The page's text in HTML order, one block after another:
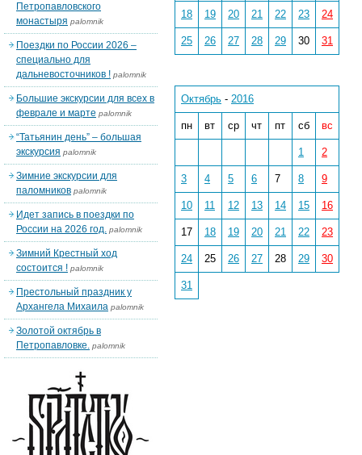
18 19 20 21 22 23 24
25 26 27 28 29 30 31
Октябрь - 2016
пн вт ср чт пт сб вс
1 2
3 4 5 6 7 8 9
10 11 12 13 14 15 16
17 18 19 20 21 22 23
24 25 26 27 28 29 30
31
Петропавловского
монастыря palomnik
Поездки по России 2026 –
специально для
дальневосточников ! palomnik
Большие экскурсии для всех в
феврале и марте palomnik
“Татьянин день” – большая
экскурсия palomnik
Зимние экскурсии для
паломников palomnik
Идет запись в поездки по
России на 2026 год. palomnik
Зимний Крестный ход
состоится ! palomnik
Престольный праздник у
Архангела Михаила palomnik
Золотой октябрь в
Петропавловке. palomnik